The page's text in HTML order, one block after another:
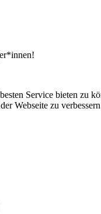
Service bieten zu
Webseite zu